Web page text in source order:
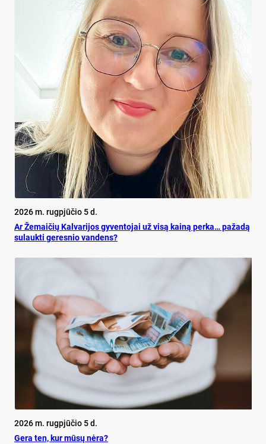
2026 m. rugpjūčio 5 d.
Ar Že­mai­čių Kal­va­ri­jos gy­ven­to­jai už vi­są kai­ną per­ka… pa­ža­dą
su­lauk­ti ge­res­nio van­dens?
2026 m. rugpjūčio 5 d.
Ge­ra ten, kur mū­sų nė­ra?